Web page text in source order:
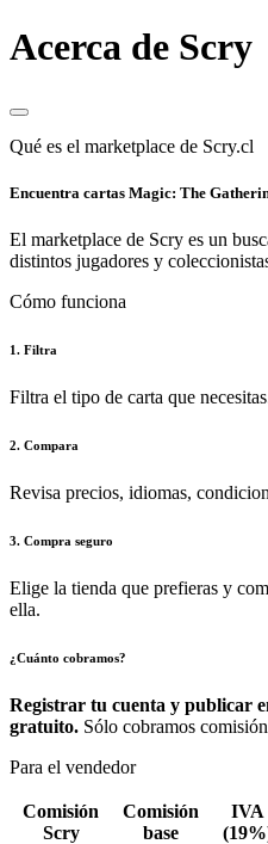
Acerca de Scry
Qué es el marketplace de Scry.cl
Encuentra cartas Magic: The
El marketplace de Scry es un
distintos jugadores y
Cómo funciona
1. Filtra
Filtra el tipo de carta que
2. Compara
Revisa precios, idiomas,
3. Compra seguro
Elige la tienda que prefieras y
ella.
¿Cuánto cobramos?
Registrar tu cuenta y publicar
gratuito. Sólo cobramos
Para el vendedor
Comisión
Scry
Comisión
base
IVA